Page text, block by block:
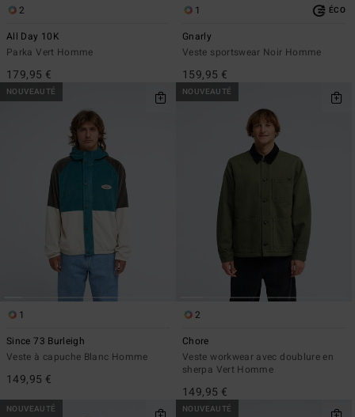
2
All Day 10K
Parka Vert Homme
179,95 €
1 ÉCO
Gnarly
Veste sportswear Noir Homme
159,95 €
NOUVEAUTÉ
1
Since 73 Burleigh
Veste à capuche Blanc Homme
149,95 €
NOUVEAUTÉ
2
Chore
Veste workwear avec doublure en
sherpa Vert Homme
149,95 €
NOUVEAUTÉ NOUVEAUTÉ